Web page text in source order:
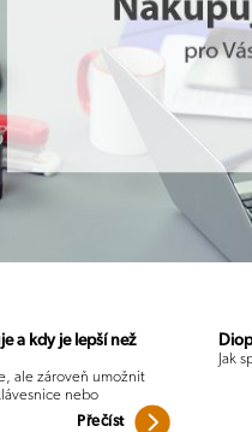
a kdy je lepší než
ale zároveň umožnit
nebo
Přečíst
Jak